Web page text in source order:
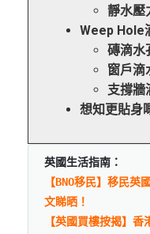
靜水壓
Weep Hole
磚滴水
窗戶滴
支撐牆
想知更貼身
英國生活指南：
【BNO移民】移民
文睇晒！
【英國買樓按揭】